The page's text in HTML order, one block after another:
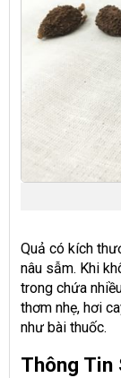
Quả có kích
nâu sẫm. Khi
trong chứa
thơm nhẹ, hơi
như bài thuốc.
Thông Tin